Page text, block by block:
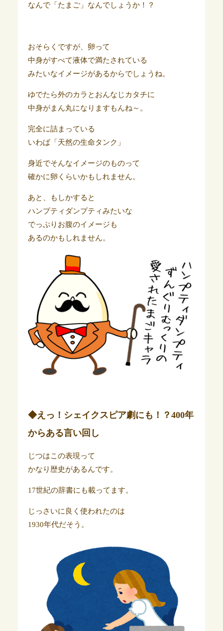
なんで「たまご」なんでしょうか！？
おそらくですが、卵って
中身がすべて液体で満たされている
みたいなイメージがあるからでしょうね。
ゆでたら外のカラとおんなじカタチに
中身がまん丸になりますもんね～。
完全に詰まっている
いわば「天然の生命タンク」
身近でそんなイメージのものって
確かに卵くらいかもしれません。
あと、もしかすると
ハンプティダンプティみたいな
でっぷりお腹のイメージも
あるのかもしれません。
◆えっ！シェイクスピア劇にも！？400年
からある言い回し
じつはこの表現って
かなり歴史があるんです。
17世紀の辞書にも載ってます。
じっさいに良く使われたのは
1930年代だそう。